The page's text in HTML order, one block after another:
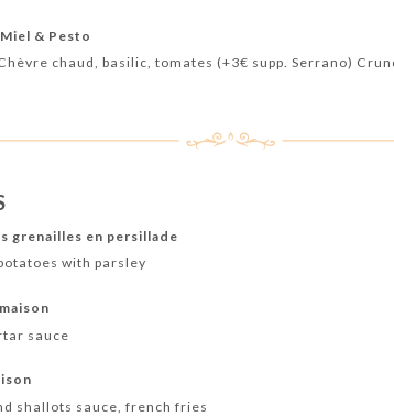
& Pesto
chaud, basilic, tomates (+3€ supp. Serrano)
grenailles en persillade
with parsley
sauce
shallots sauce, french fries